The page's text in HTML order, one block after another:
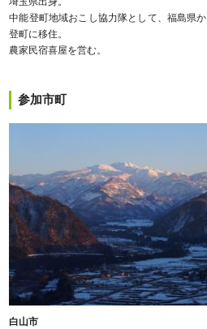
中能登町地域おこし協力隊として、福島県
登町に移住。
農家民宿喜屋を営む。
参加市町
白山市